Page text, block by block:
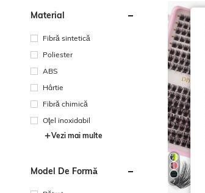
Material
Fibră sintetică
Poliester
ABS
Hârtie
Fibră chimică
Oţel inoxidabil
Vezi mai multe
Model De Formă
7